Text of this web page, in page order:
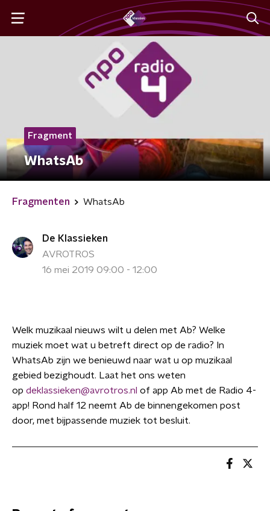
Fragment
WhatsAb
Fragmenten WhatsAb
De Klassieken
AVROTROS
16 mei 2019 09:00 - 12:00
Welk muzikaal nieuws wilt u delen met Ab? Welke
muziek moet wat u betreft direct op de radio? In
WhatsAb zijn we benieuwd naar wat u op muzikaal
gebied bezighoudt. Laat het ons weten
op deklassieken@avrotros.nl of app Ab met de Radio 4-
app! Rond half 12 neemt Ab de binnengekomen post
door, met bijpassende muziek tot besluit.